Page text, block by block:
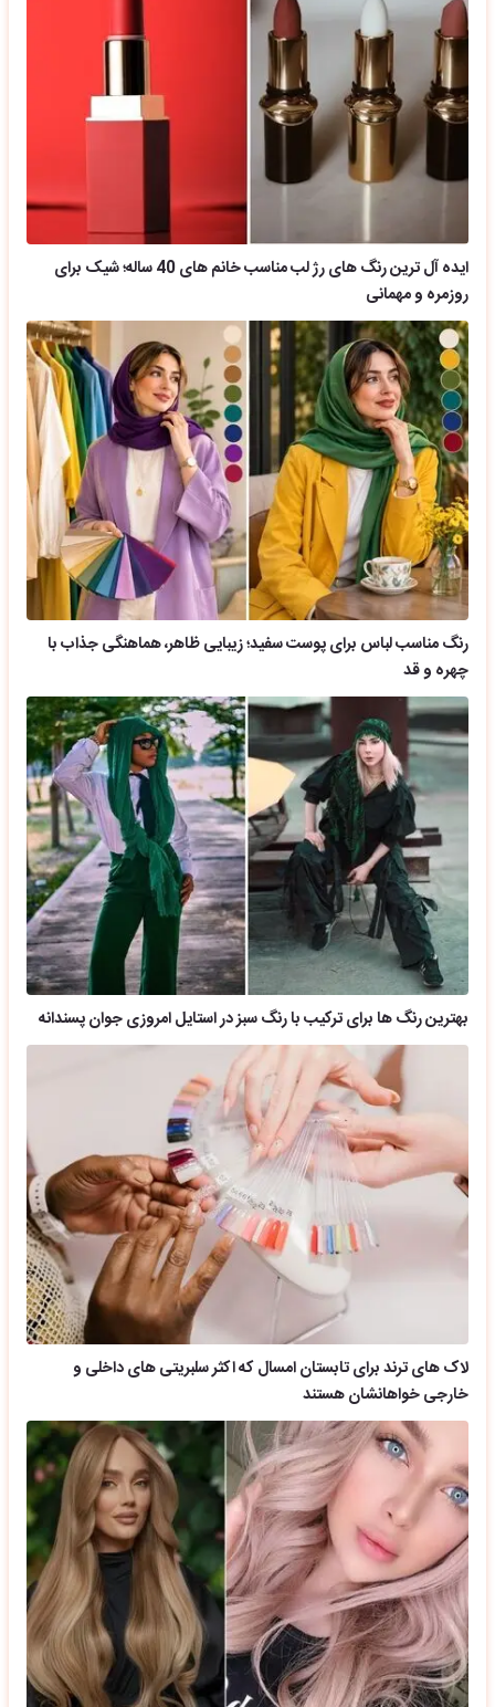
ایده آل ترین رنگ های رژ لب مناسب خانم های 40 ساله؛ شیک برای
روزمره و مهمانی
رنگ مناسب لباس برای پوست سفید؛ زیبایی ظاهر، هماهنگی جذاب با
چهره و قد
بهترین رنگ ها برای ترکیب با رنگ سبز در استایل امروزی جوان پسندانه
لاک های ترند برای تابستان امسال که اکثر سلبریتی های داخلی و
خارجی خواهانشان هستند